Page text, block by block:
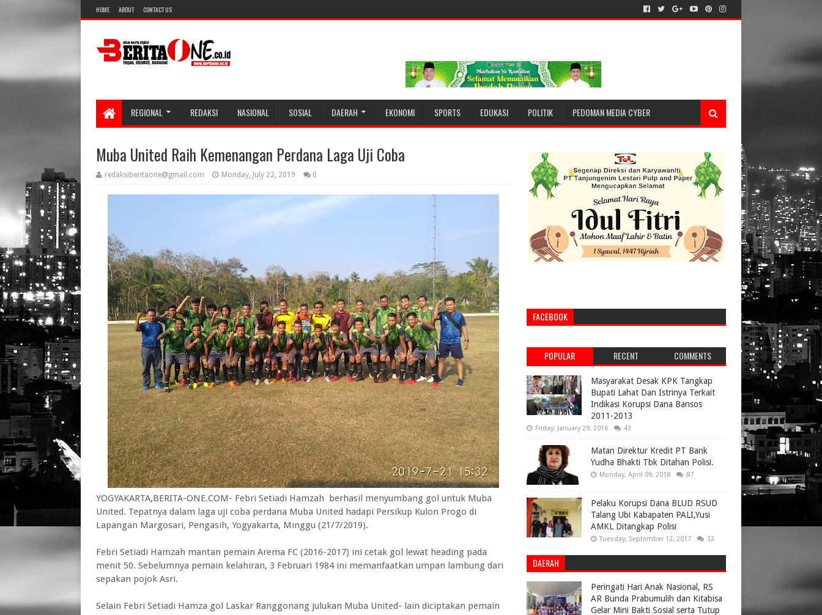
HOME ABOUT CONTACT US
REGIONAL REDAKSI NASIONAL SOSIAL DAERAH EKONOMI SPORTS EDUKASI POLITIK PEDOMAN MEDIA CYBER
Muba United Raih Kemenangan Perdana Laga Uji Coba
redaksiberitaone@gmail.com Monday, July 22, 2019 0
YOGYAKARTA,BERITA-ONE.COM- Febri Setiadi Hamzah berhasil menyumbang gol untuk Muba
United. Tepatnya dalam laga uji coba perdana Muba United hadapi Persikup Kulon Progo di
Lapangan Margosari, Pengasih, Yogyakarta, Minggu (21/7/2019).
Febri Setiadi Hamzah mantan pemain Arema FC (2016-2017) ini cetak gol lewat heading pada
menit 50. Sebelumnya pemain kelahiran, 3 Februari 1984 ini memanfaatkan umpan lambung dari
sepakan pojok Asri.
Selain Febri Setiadi Hamza gol Laskar Ranggonang julukan Muba United- lain diciptakan pemain
FACEBOOK
POPULAR RECENT COMMENTS
Masyarakat Desak KPK Tangkap
Bupati Lahat Dan Istrinya Terkait
Indikasi Korupsi Dana Bansos
2011-2013
Friday, January 29, 2016 43
Matan Direktur Kredit PT Bank
Yudha Bhakti Tbk Ditahan Polisi.
Monday, April 09, 2018 87
Pelaku Korupsi Dana BLUD RSUD
Talang Ubi Kabapaten PALI,Yusi
AMKL Ditangkap Polisi
Tuesday, September 12, 2017 32
DAERAH
Peringati Hari Anak Nasional, RS
AR Bunda Prabumulih dan Kitabisa
Gelar Mini Bakti Sosial serta Tutup